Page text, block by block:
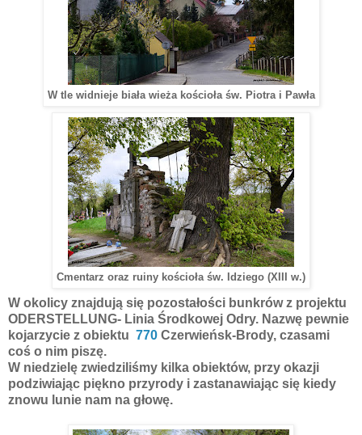
W tle widnieje biała wieża kościoła św. Piotra i Pawła
Cmentarz oraz ruiny kościoła św. Idziego (XIII w.)
W okolicy znajdują się pozostałości bunkrów z projektu
ODERSTELLUNG- Linia Środkowej Odry. Nazwę pewnie
kojarzycie z obiektu 770 Czerwieńsk-Brody, czasami
coś o nim piszę.
W niedzielę zwiedziliśmy kilka obiektów, przy okazji
podziwiając piękno przyrody i zastanawiając się kiedy
znowu lunie nam na głowę.